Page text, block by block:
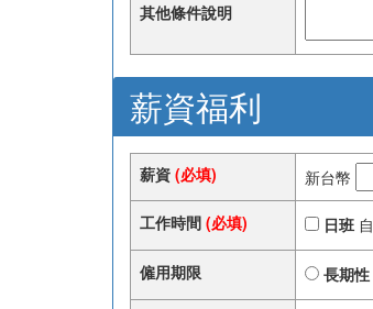
其他條件說明
薪資福利
薪資 (必填) 新台幣
工作時間 (必填) 日班 自
僱用期限 長期性